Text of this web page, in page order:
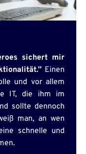
sichert mir
Einen
und vor allem
IT, die ihm im
sollte dennoch
man, an wen
schnelle und